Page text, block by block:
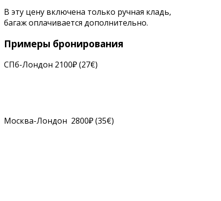
В эту цену включена только ручная кладь,
багаж оплачивается дополнительно.
Примеры бронирования
СПб-Лондон 2100₽ (27€)
Москва-Лондон 2800₽ (35€)